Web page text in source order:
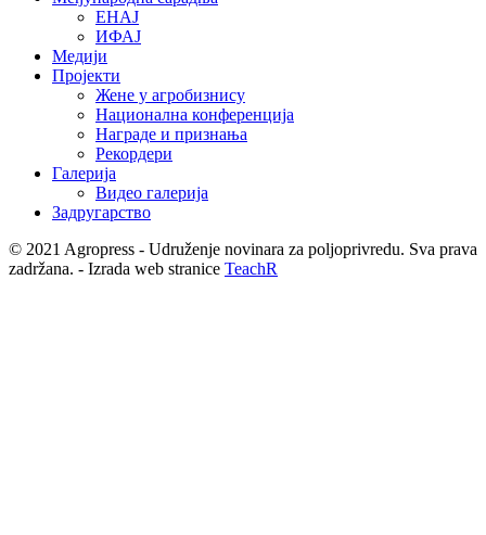
ЕНАЈ
ИФАЈ
Медији
Пројекти
Жене у агробизнису
Национална конференција
Награде и признања
Рекордери
Галерија
Видео галерија
Задругарство
© 2021 Agropress - Udruženje novinara za poljoprivredu. Sva prava
zadržana. - Izrada web stranice TeachR